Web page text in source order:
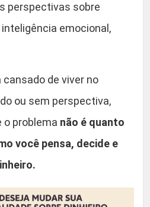
perspectivas sobre
emocional,
de viver no
ou sem perspectiva,
o problema não é quanto
você pensa, decide e